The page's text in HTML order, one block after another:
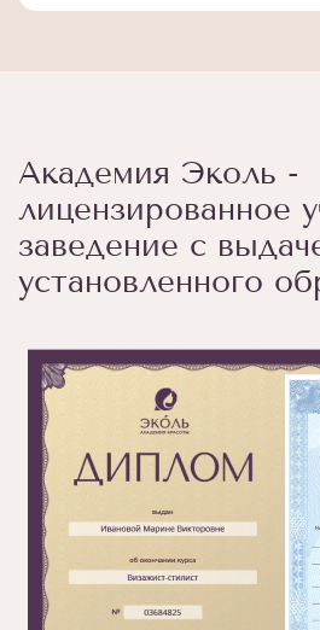
Академия Эколь -
лицензированное
заведение с
установленного